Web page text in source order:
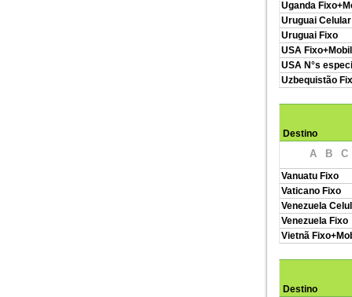
Uganda
Uruguai Celular
Uruguai Fixo
USA
USA N°s
Uzbequistão
Destino
A B C
Vanuatu Fixo
Vaticano Fixo
Venezuela
Venezuela Fixo
Vietnã
Destino